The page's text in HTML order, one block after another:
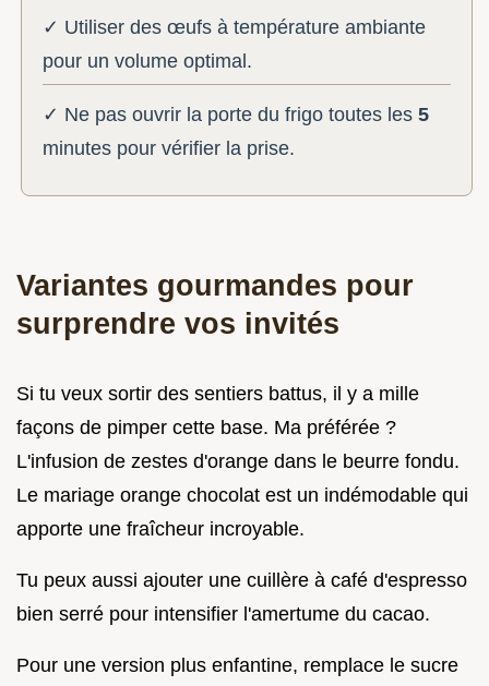
✓ Utiliser des œufs à température ambiante
pour un volume optimal.
✓ Ne pas ouvrir la porte du frigo toutes les5
minutes pour vérifier la prise.
Variantes gourmandes pour
surprendre vos invités
Si tu veux sortir des sentiers battus, il y a mille
façons de pimper cette base. Ma préférée ?
L'infusion de zestes d'orange dans le beurre fondu.
Le mariage orange chocolat est un indémodable qui
apporte une fraîcheur incroyable.
Tu peux aussi ajouter une cuillère à café d'espresso
bien serré pour intensifier l'amertume du cacao.
Pour une version plus enfantine, remplace le sucre